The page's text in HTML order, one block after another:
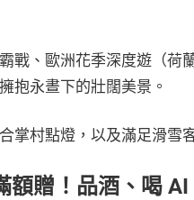
戰、歐洲花季深度遊（荷
抱永晝下的壯闊美景。
掌村點燈，以及滿足滑雪
額贈！品酒、喝